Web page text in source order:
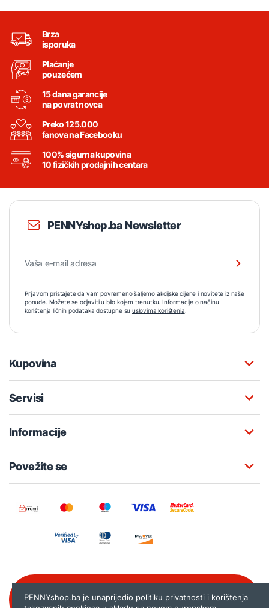
Brza
isporuka
Plaćanje
pouzećem
15 dana garancije
na povrat novca
Preko 125.000
fanova na Facebooku
100% sigurna kupovina
10 fizičkih prodajnih centara
PENNYshop.ba Newsletter
Prijavom pristajete da vam povremeno šaljemo akcijske cijene i novitete iz naše
ponude. Možete se odjaviti u bilo kojem trenutku. Informacije o načinu
korištenja ličnih podataka dostupne su uslovima korištenja.
Kupovina
Servisi
Informacije
Povežite se
PENNYshop.ba je unaprijedio politiku privatnosti i korištenja